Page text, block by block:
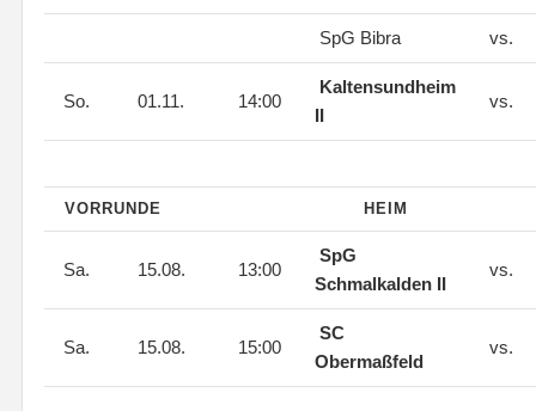
SpG Bibra vs.
So. 01.11. 14:00
Kaltensundheim
II
vs.
VORRUNDE HEIM
Sa. 15.08. 13:00
SpG
Schmalkalden II
vs.
Sa. 15.08. 15:00
SC
Obermaßfeld
vs.